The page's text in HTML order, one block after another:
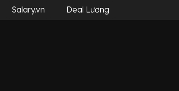
Salary.vn Deal Lương